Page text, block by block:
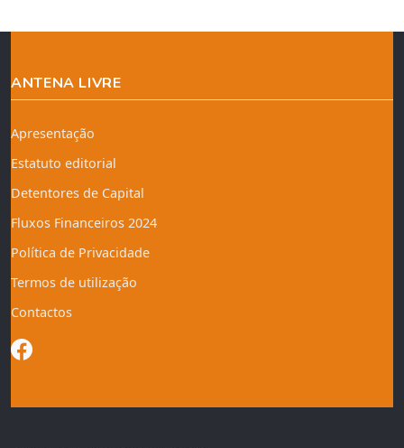
ANTENA LIVRE
Apresentação
Estatuto editorial
Detentores de Capital
Fluxos Financeiros 2024
Política de Privacidade
Termos de utilização
Contactos